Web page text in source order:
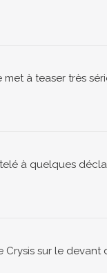
à teaser très
à quelques
sur le